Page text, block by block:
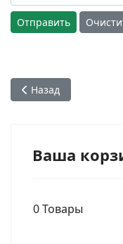
Отправить
Предыдущий: 73.
Назад
Ваша
0Товары